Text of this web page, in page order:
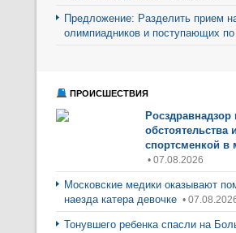
Предложение: Разделить прием
олимпиадников и поступающих
ПРОИСШЕСТВИЯ
обстоятельства
спортсменкой в
• 07.08.2026
Московские медики оказывают
наезда катера девочке •
Тонувшего ребенка спасли на